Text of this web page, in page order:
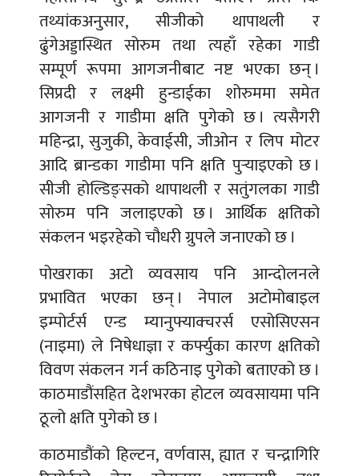
तथ्यांकअनुसार, सीजीको थापाथली र
ढुंगेअड्डास्थित सोरुम तथा त्यहाँ रहेका गाडी
सम्पूर्ण रूपमा आगजनीबाट नष्ट भएका छन् ।
सिप्रदी र लक्ष्मी हुन्डाईका शोरुममा समेत
आगजनी र गाडीमा क्षति पुगेको छ । त्यसैगरी
महिन्द्रा, सुजुकी, केवाईसी, जीओन र लिप मोटर
आदि ब्रान्डका गाडीमा पनि क्षति पुर्‍याइएको छ ।
सीजी होल्डिङ्सको थापाथली र सतुंगलका गाडी
सोरुम पनि जलाइएको छ । आर्थिक क्षतिको
संकलन भइरहेको चौधरी ग्रुपले जनाएको छ ।
पोखराका अटो व्यवसाय पनि आन्दोलनले
प्रभावित भएका छन् । नेपाल अटोमोबाइल
इम्पोर्टर्स एन्ड म्यानुफ्याक्चरर्स एसोसिएसन
(नाइमा) ले निषेधाज्ञा र कर्फ्युका कारण क्षतिको
विवण संकलन गर्न कठिनाइ पुगेको बताएको छ ।
काठमाडौंसहित देशभरका होटल व्यवसायमा पनि
ठूलो क्षति पुगेको छ ।
काठमाडौंको हिल्टन, वर्णवास, ह्यात र चन्द्रागिरि